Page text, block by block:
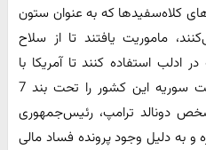
کلاه‌سفیدها که به عنوان ستون
ماموریت یافتند تا از سلاح
ادلب استفاده کنند تا آمریکا با
جریان‌سازی و اتهام‌زنی علیه دولت سوریه این کشور را تحت بند 7
دونالد ترامپ، رئیس‌جمهوری
و به دلیل وجود پرونده فساد مالی